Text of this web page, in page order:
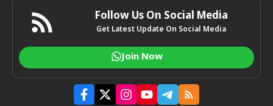
Follow Us On Social Media
Get Latest Update On Social Media
Join Now